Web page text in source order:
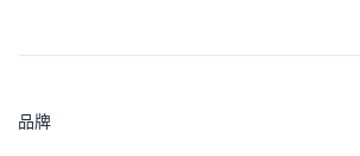
品牌